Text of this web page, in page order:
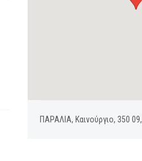
ΠΑΡΑΛΙΑ, Καινούργιο, 350 09,